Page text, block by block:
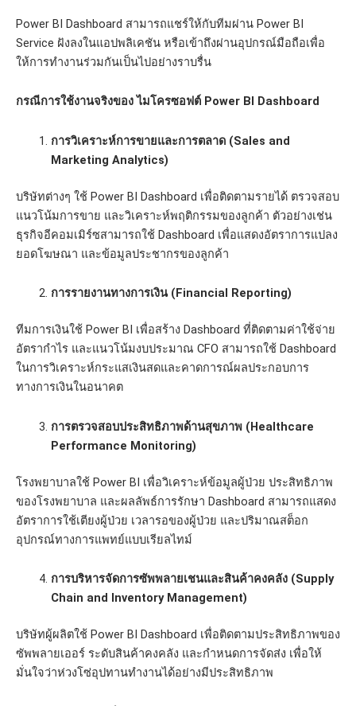
Power BI Dashboard สามารถแชร์ให้กับทีมผ่าน Power BI
Service ฝังลงในแอปพลิเคชัน หรือเข้าถึงผ่านอุปกรณ์มือถือเพื่อ
ให้การทำงานร่วมกันเป็นไปอย่างราบรื่น
กรณีการใช้งานจริงของ ไมโครซอฟต์ Power BI Dashboard
การวิเคราะห์การขายและการตลาด (Sales and
Marketing Analytics)
บริษัทต่างๆ ใช้ Power BI Dashboard เพื่อติดตามรายได้ ตรวจสอบ
แนวโน้มการขาย และวิเคราะห์พฤติกรรมของลูกค้า ตัวอย่างเช่น
ธุรกิจอีคอมเมิร์ซสามารถใช้ Dashboard เพื่อแสดงอัตราการแปลง
ยอดโฆษณา และข้อมูลประชากรของลูกค้า
การรายงานทางการเงิน (Financial Reporting)
ทีมการเงินใช้ Power BI เพื่อสร้าง Dashboard ที่ติดตามค่าใช้จ่าย
อัตรากำไร และแนวโน้มงบประมาณ CFO สามารถใช้ Dashboard
ในการวิเคราะห์กระแสเงินสดและคาดการณ์ผลประกอบการ
ทางการเงินในอนาคต
การตรวจสอบประสิทธิภาพด้านสุขภาพ (Healthcare
Performance Monitoring)
โรงพยาบาลใช้ Power BI เพื่อวิเคราะห์ข้อมูลผู้ป่วย ประสิทธิภาพ
ของโรงพยาบาล และผลลัพธ์การรักษา Dashboard สามารถแสดง
อัตราการใช้เตียงผู้ป่วย เวลารอของผู้ป่วย และปริมาณสต็อก
อุปกรณ์ทางการแพทย์แบบเรียลไทม์
การบริหารจัดการซัพพลายเชนและสินค้าคงคลัง (Supply
Chain and Inventory Management)
บริษัทผู้ผลิตใช้ Power BI Dashboard เพื่อติดตามประสิทธิภาพของ
ซัพพลายเออร์ ระดับสินค้าคงคลัง และกำหนดการจัดส่ง เพื่อให้
มั่นใจว่าห่วงโซ่อุปทานทำงานได้อย่างมีประสิทธิภาพ